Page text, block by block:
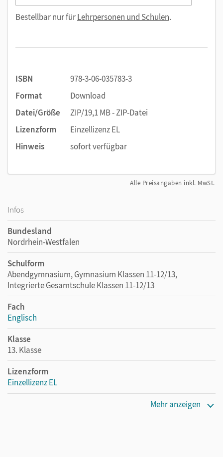
Hörverstehenstexte,
bieten die Audios als Stream an (als Link bei den
stellen für alle Aufgaben Musterlösungen und
enthalten alle Aufgaben und Bewertungsraster als
aus lizenzrechtlichen Gründen nicht veränderbar).
Bestellbar nur fürLehrpersonen und Schulen.
ISBN
978-3-06-035783-3
Format
Download
Datei/Größe
ZIP/19,1 MB - ZIP-Datei
Lizenzform
Einzellizenz EL
Hinweis
sofort verfügbar
Alle Preisangaben inkl. MwSt.
Infos
Bundesland
Nordrhein-Westfalen
Schulform
Abendgymnasium, Gymnasium Klassen 11-12/13,
Integrierte Gesamtschule Klassen 11-12/13
Fach
Englisch
Klasse
13. Klasse
Lizenzform
Einzellizenz EL
Mehr anzeigen